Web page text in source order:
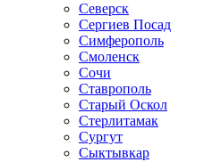
Северск
Сергиев Посад
Симферополь
Смоленск
Сочи
Ставрополь
Старый Оскол
Стерлитамак
Сургут
Сыктывкар